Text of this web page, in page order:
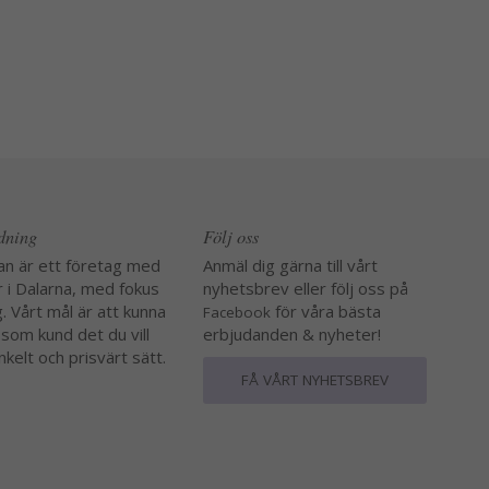
är ett företag med
Dalarna, med fokus
Vårt mål är att kunna
kund det du vill
och prisvärt sätt.
Följ oss
Anmäl dig gärna till vårt
nyhetsbrev eller följ oss på
Facebook för våra bästa
erbjudanden & nyheter!
FÅ VÅRT NYHETSBREV